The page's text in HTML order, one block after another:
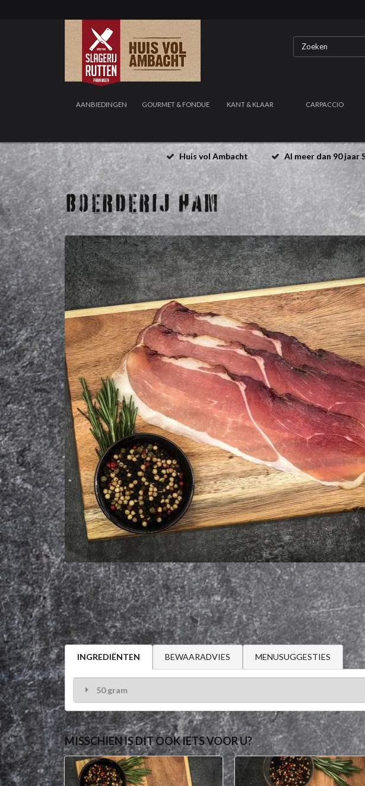
AANBIEDINGEN GOURMET & FONDUE KANT & KLAAR CARPACCIO
Huis vol Ambacht Al meer dan 90 jaar
BOERDERIJ HAM
INGREDIËNTEN BEWAARADVIES MENUSUGGESTIES
50 gram
MISSCHIEN IS DIT OOK IETS VOOR U?